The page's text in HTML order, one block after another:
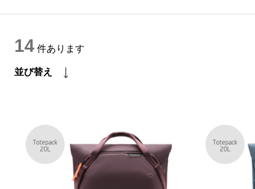
14 件あります
並び替え